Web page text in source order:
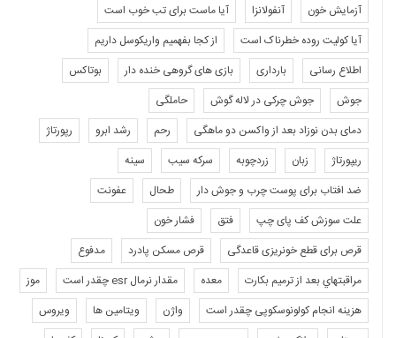
آزمایش خون آنفولانزا
آیا ماست برای تب خوب است
آیا کولیت روده خطرناک است
از کجا بفهمیم واریکوسل داریم
اطلاع رسانی
بارداری بازی های گروهی خنده دار
بوتاکس
جوش
جوش چرکی در لاله گوش
حاملگی
دمای بدن نوزاد بعد از واکسن دو ماهگی
رحم رشد ابرو
رپورتاژ
ریپورتاژ
زبان زردچوبه سرکه سیب
سینه
ضد افتاب برای پوست چرب و جوش دار
طحال
عفونت
علت سوزش کف پای چپ
فتق
فشار خون
قرص برای قطع خونریزی قاعدگی
قرص مسکن پادرد
مدفوع
مراقبتهاي بعد از ترميم بكارت
معده مقدار نرمال esr چقدر است
موز
هزینه انجام کولونوسکوپی چقدر است
واژن ویتامین ها
ویروس